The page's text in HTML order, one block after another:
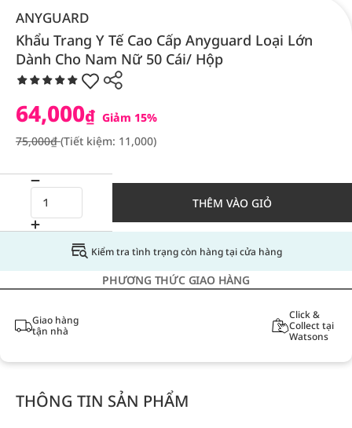
ANYGUARD
Khẩu Trang Y Tế Cao Cấp Anyguard Loại Lớn
Dành Cho Nam Nữ 50 Cái/ Hộp
64,000₫ Giảm 15%
75,000₫(Tiết kiệm: 11,000)
THÊM VÀO GIỎ
Kiểm tra tình trạng còn hàng tại cửa hàng
PHƯƠNG THỨC GIAO HÀNG
Giao hàng
tận nhà
Click &
Collect tại
Watsons
THÔNG TIN SẢN PHẨM